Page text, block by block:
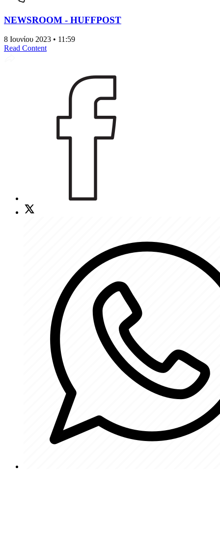
NEWSROOM - HUFFPOST
8 Ιουνίου 2023 • 11:59
Read Content